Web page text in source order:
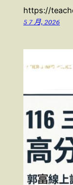
https://
5 7 月, 2026